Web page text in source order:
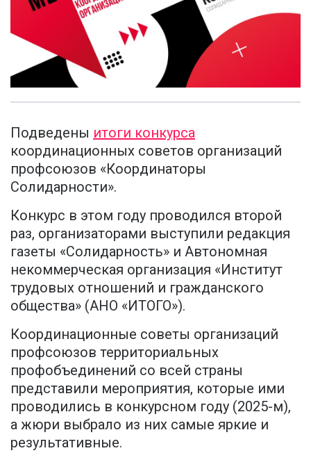
Подведены итоги конкурса
координационных советов организаций
профсоюзов «Координаторы
Солидарности».
Конкурс в этом году проводился второй
раз, организаторами выступили редакция
газеты «Солидарность» и Автономная
некоммерческая организация «Институт
трудовых отношений и гражданского
общества» (АНО «ИТОГО»).
Координационные советы организаций
профсоюзов территориальных
профобъединений со всей страны
представили мероприятия, которые ими
проводились в конкурсном году (2025-м),
а жюри выбрало из них самые яркие и
результативные.